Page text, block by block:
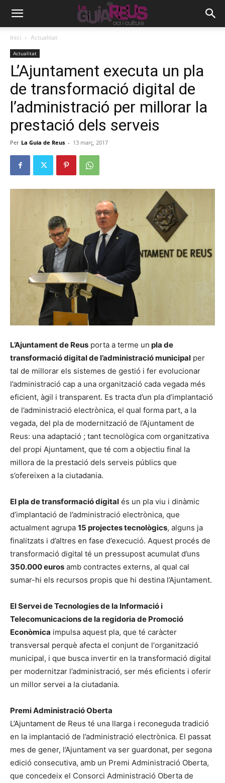
Inici Actualitat
Actualitat
L’Ajuntament executa un pla
de transformació digital de
l’administració per millorar la
prestació dels serveis
Per La Guia de Reus - 13 març, 2017
L’Ajuntament de Reus porta a terme un pla de
transformació digital de l’administració municipal per
tal de millorar els sistemes de gestió i fer evolucionar
l’administració cap a una organització cada vegada més
eficient, àgil i transparent. Es tracta d’un pla d’implantació
de l’administració electrònica, el qual forma part, a la
vegada, del pla de modernització de l’Ajuntament de
Reus: una adaptació ; tant tecnològica com organitzativa
del propi Ajuntament, que té com a objectiu final la
millora de la prestació dels serveis públics que
s’ofereixen a la ciutadania.
El pla de transformació digital és un pla viu i dinàmic
d’implantació de l’administració electrònica, que
actualment agrupa 15 projectes tecnològics, alguns ja
finalitzats i d’altres en fase d’execució. Aquest procés de
transformació digital té un pressupost acumulat d’uns
350.000 euros amb contractes externs, al qual cal
sumar-hi els recursos propis que hi destina l’Ajuntament.
El Servei de Tecnologies de la Informació i
Telecomunicacions de la regidoria de Promoció
Econòmica impulsa aquest pla, que té caràcter
transversal perquè afecta el conjunt de l‘organització
municipal, i que busca invertir en la transformació digital
per modernitzar l’administració, ser més eficients i oferir
un millor servei a la ciutadania.
Premi Administració Oberta
L’Ajuntament de Reus té una llarga i reconeguda tradició
en la implantació de l’administració electrònica. El passat
mes de gener, l’Ajuntament va ser guardonat, per segona
edició consecutiva, amb un Premi Administració Oberta,
que concedeix el Consorci Administració Oberta de